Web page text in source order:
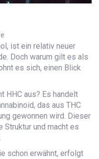
ist ein relativ neuer
Doch warum gilt es als
es sich, einen Blick
HHC aus? Es handelt
das aus THC
gewonnen wird. Dieser
und macht es
schon erwähnt, erfolgt